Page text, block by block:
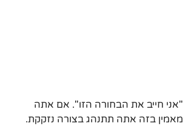
"אני חייב את הבחורה הזו". אם אתה
מאמין בזה אתה תתנהג בצורה נזקקת.